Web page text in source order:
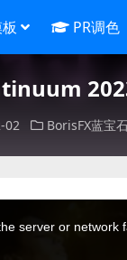
PR调色
02 BorisFX蓝宝
server or network